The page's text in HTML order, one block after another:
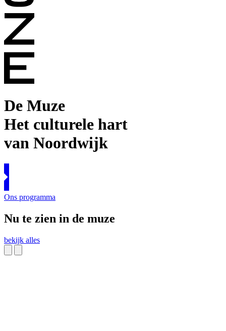
De Muze
Het culturele hart
van Noordwijk
Ons programma
Nu te zien in de muze
bekijk alles